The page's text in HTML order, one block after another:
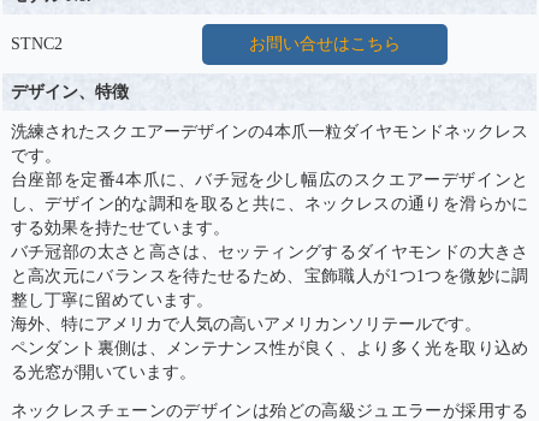
STNC2 お問い合せはこちら
デザイン、特徴
洗練されたスクエアーデザインの4本爪一粒ダイヤモンドネックレス
です。
台座部を定番4本爪に、バチ冠を少し幅広のスクエアーデザインと
し、デザイン的な調和を取ると共に、ネックレスの通りを滑らかに
する効果を持たせています。
バチ冠部の太さと高さは、セッティングするダイヤモンドの大きさ
と高次元にバランスを待たせるため、宝飾職人が1つ1つを微妙に調
整し丁寧に留めています。
海外、特にアメリカで人気の高いアメリカンソリテールです。
ペンダント裏側は、メンテナンス性が良く、より多く光を取り込め
る光窓が開いています。
ネックレスチェーンのデザインは殆どの高級ジュエラーが採用する